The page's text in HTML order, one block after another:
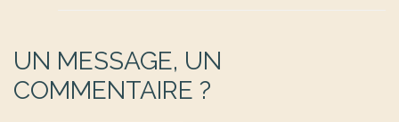
UN MESSAGE, UN
COMMENTAIRE ?